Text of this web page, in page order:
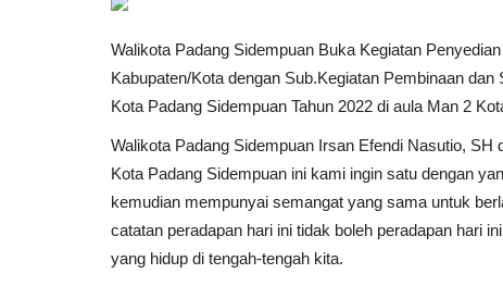
Walikota Padang Sidempuan Buka Kegiatan
Kabupaten/Kota dengan Sub.Kegiatan Pembinaan
Kota Padang Sidempuan Tahun 2022 di aula Man 2
Walikota Padang Sidempuan Irsan Efendi Nasutio,
Kota Padang Sidempuan ini kami ingin satu dengan
kemudian mempunyai semangat yang sama untuk
catatan peradapan hari ini tidak boleh peradapan hari
yang hidup di tengah-tengah kita.